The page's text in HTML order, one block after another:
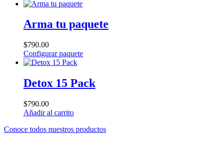
Arma tu paquete
$790.00
Configurar paquete
Detox 15 Pack
$790.00
Añadir al carrito
Conoce todos nuestros productos